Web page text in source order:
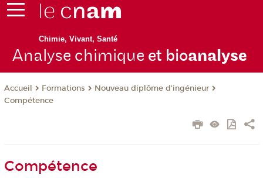
Chimie, Vivant, Santé
Analyse chimique et bioanalyse
Accueil Formations
Nouveau diplôme d'ingénieur
Compétence
Compétence